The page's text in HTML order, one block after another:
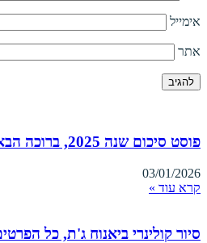
אימייל
אתר
פוסט סיכום שנה 2025, ברוכה הבאה 2026:-)
03/01/2026
קרא עוד »
סיור קולינרי ביאנוח ג'ת, כל